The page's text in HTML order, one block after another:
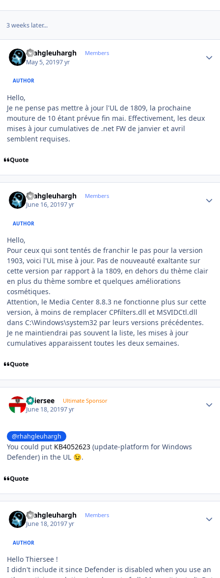
3 weeks later...
rhahgleuhargh Members
May 5, 20197 yr
AUTHOR
Hello,
Je ne pense pas mettre à jour l'UL de 1809, la prochaine
mouture de 10 étant prévue fin mai. Effectivement, les deux
mises à jour cumulatives de .net FW de janvier et avril
semblent requises.
Quote
rhahgleuhargh Members
June 16, 20197 yr
AUTHOR
Hello,
Pour ceux qui sont tentés de franchir le pas pour la version
1903, voici l'UL mise à jour. Pas de nouveauté exaltante sur
cette version par rapport à la 1809, en dehors du thème clair
en plus du thème sombre et quelques améliorations
cosmétiques.
Attention, le Media Center 8.8.3 ne fonctionne plus sur cette
version, à moins de remplacer CPfilters.dll et MSVIDCtl.dll
dans C:\Windows\system32 par leurs versions précédentes.
Je ne maintiendrai pas souvent la liste, les mises à jour
cumulatives apparaissent toutes les deux semaines.
Quote
Thiersee Ultimate Sponsor
June 18, 20197 yr
@rhahgleuhargh
You could put KB4052623 (update-platform for Windows
Defender) in the UL 😉.
Quote
rhahgleuhargh Members
June 18, 20197 yr
AUTHOR
Hello Thiersee !
I didn't include it since Defender is disabled when you use an